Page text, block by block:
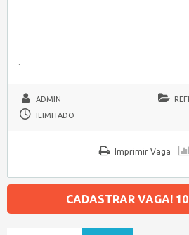
.
ADMIN
ILIMITADO
Imprimir Vaga
CADASTRAR VAGA!